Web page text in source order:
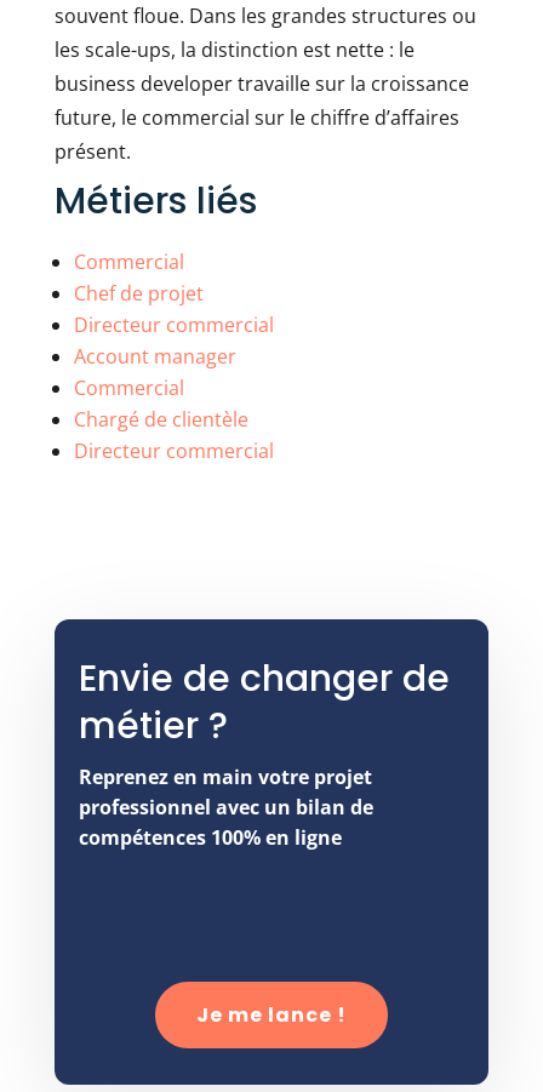
souvent floue. Dans les grandes structures ou
les scale-ups, la distinction est nette : le
business developer travaille sur la croissance
future, le commercial sur le chiffre d’affaires
présent.
Métiers liés
Commercial
Chef de projet
Directeur commercial
Account manager
Commercial
Chargé de clientèle
Directeur commercial
Envie de changer de
métier ?
Reprenez en main votre projet
professionnel avec un bilan de
compétences 100% en ligne
Je me lance !